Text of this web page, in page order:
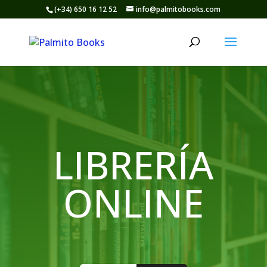
(+34) 650 16 12 52 info@palmitobooks.com
LIBRERÍA
ONLINE